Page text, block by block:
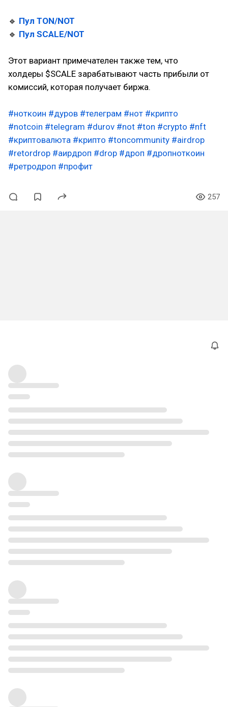
🔹 Пул TON/NOT
🔹 Пул SCALE/NOT
Этот вариант примечателен также тем, что
холдеры $SCALE зарабатывают часть прибыли от
комиссий, которая получает биржа.
#ноткоин #дуров #телеграм #нот #крипто
#notcoin #telegram #durov #not #ton #crypto #nft
#криптовалюта #крипто #toncommunity #airdrop
#retordrop #аирдроп #drop #дроп #дропноткоин
#ретродроп #профит
257